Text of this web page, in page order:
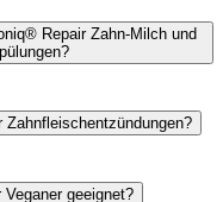
Repair Zahn-Milch und
Calcium (Hydroxylapatit).
haftet sie besonders gut am
können. und
geeignet?